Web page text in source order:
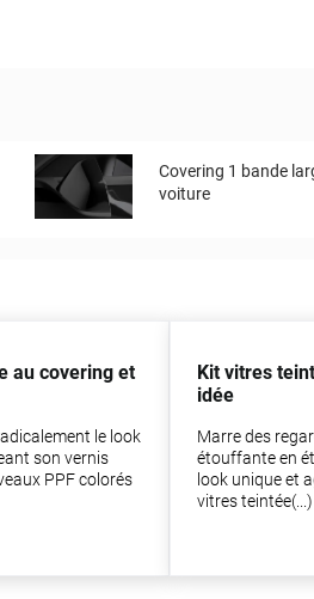
Covering 1 bande
voiture
au covering et
le look
son vernis
PPF colorés
Kit vitres
idée
Marre des
étouffante en
look unique et
vitres teintée(...)